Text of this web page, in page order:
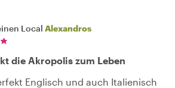
Local Alexandros
die Akropolis zum Leben
Englisch und auch Italienisch